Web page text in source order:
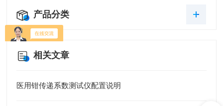
产品分类
相关文章
医用钳传递系数测试仪配置说明